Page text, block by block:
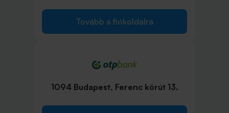
Tovább a fiókoldalra
1094 Budapest, Ferenc körút 13.